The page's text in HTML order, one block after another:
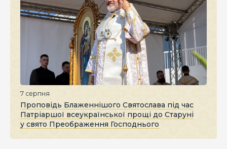
7 серпня
Проповідь Блаженнішого Святослава під час
Патріаршої всеукраїнської прощі до Старуні
у свято Преображення Господнього